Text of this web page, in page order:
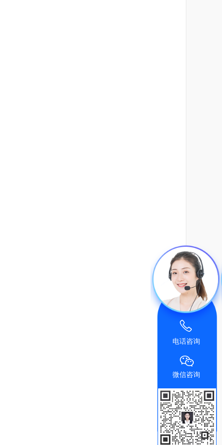
电话咨询
微信咨询